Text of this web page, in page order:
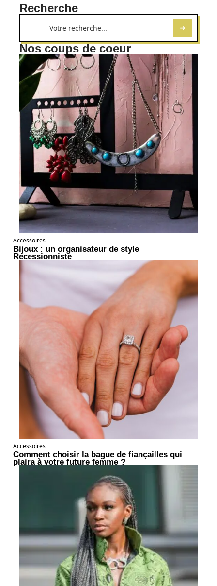
Recherche
Nos coups de coeur
Accessoires
Bijoux : un organisateur de style
Récessionniste
Accessoires
Comment choisir la bague de fiançailles qui
plaira à votre future femme ?